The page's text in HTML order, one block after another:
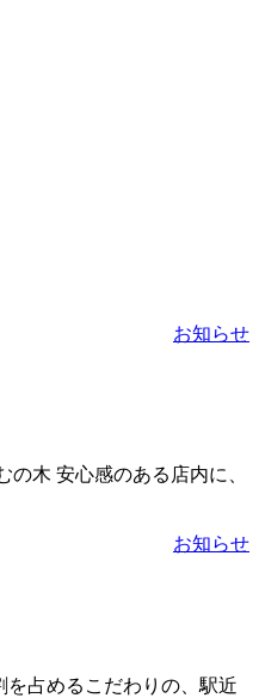
お知らせ
木 安心感のある店内に、
お知らせ
占めるこだわりの、駅近